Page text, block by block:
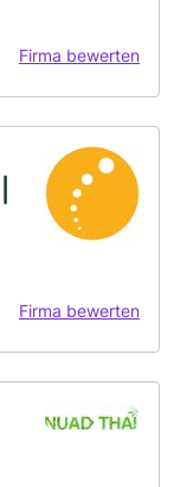
Firma bewerten
Firma bewerten